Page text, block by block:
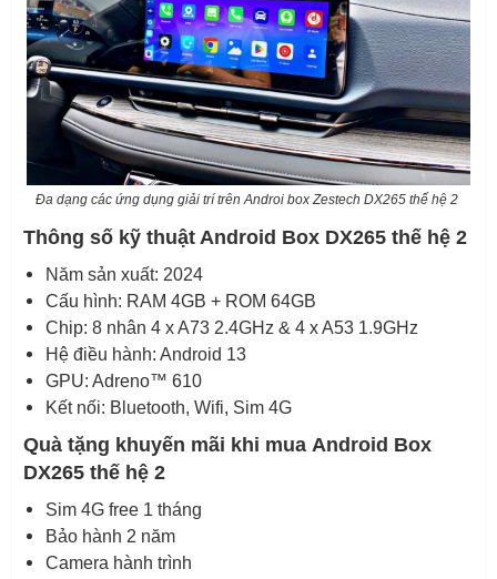
Đa dạng các ứng dụng giải trí trên Androi box Zestech DX265 thế hệ 2
Thông số kỹ thuật Android Box DX265 thế hệ 2
Năm sản xuất: 2024
Cấu hình: RAM 4GB + ROM 64GB
Chip: 8 nhân 4 x A73 2.4GHz & 4 x A53 1.9GHz
Hệ điều hành: Android 13
GPU: Adreno™ 610
Kết nối: Bluetooth, Wifi, Sim 4G
Quà tặng khuyến mãi khi mua Android Box
DX265 thế hệ 2
Sim 4G free 1 tháng
Bảo hành 2 năm
Camera hành trình